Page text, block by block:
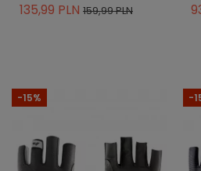
135,99 PLN 159,99 PLN
-15% -